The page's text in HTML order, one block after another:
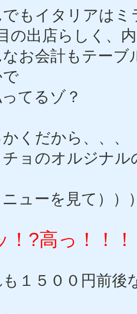
もイタリアはミ
の出店らしく、
お会計もテーブ
で
てるゾ？
くだから、、、
チョのオルジナ
ニューを見て））
！?高っ！！！
も１５００円前後